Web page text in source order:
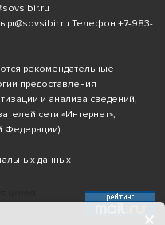
pr@sovsibir.ru Телефон +7-983-
рекомендательные
предоставления
и анализа сведений,
сети «Интернет»,
Федерации).
данных